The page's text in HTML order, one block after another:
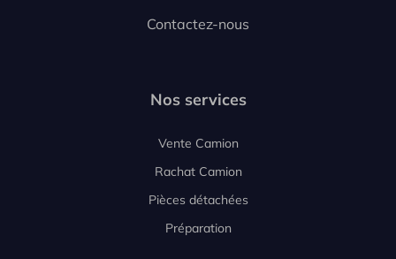
Contactez-nous
Nos services
Vente Camion
Rachat Camion
Pièces détachées
Préparation